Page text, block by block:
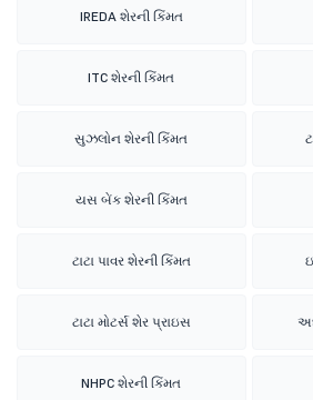
IREDA શેરની કિંમત
ITC શેરની કિંમત
સુઝલોન શેરની કિંમત
યસ બેંક શેરની કિંમત
ટાટા પાવર શેરની કિંમત
ટાટા મોટર્સ શેર પ્રાઇસ
NHPC શેરની કિંમત